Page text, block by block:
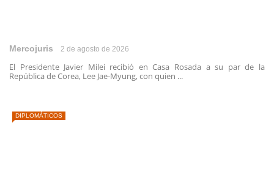
Mercojuris 2 de agosto de 2026
El Presidente Javier Milei recibió en Casa Rosada a su par de la
República de Corea, Lee Jae-Myung, con quien ...
DIPLOMÁTICOS